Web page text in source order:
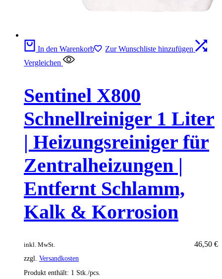
In den Warenkorb
Zur Wunschliste hinzufügen
Vergleichen
Sentinel X800
Schnellreiniger 1 Liter
| Heizungsreiniger für
Zentralheizungen |
Entfernt Schlamm,
Kalk & Korrosion
46,50 €
inkl. MwSt.
zzgl. Versandkosten
Produkt enthält: 1 Stk./pcs.